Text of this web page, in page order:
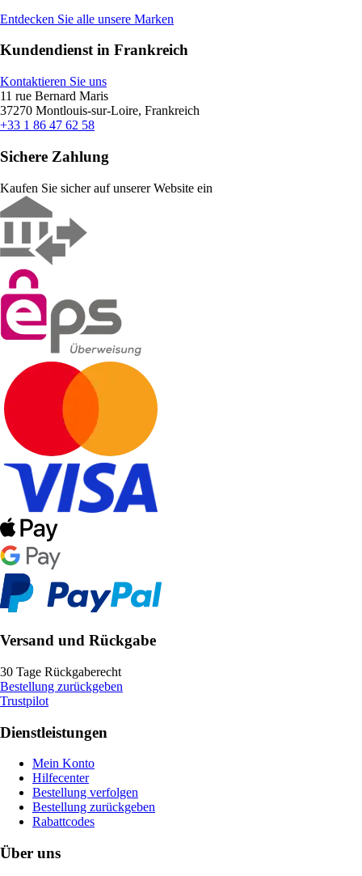
Entdecken Sie alle unsere Marken
Kundendienst in Frankreich
Kontaktieren Sie uns
11 rue Bernard Maris
37270 Montlouis-sur-Loire, Frankreich
+33 1 86 47 62 58
Sichere Zahlung
Kaufen Sie sicher auf unserer Website ein
Versand und Rückgabe
30 Tage Rückgaberecht
Bestellung zurückgeben
Trustpilot
Dienstleistungen
Mein Konto
Hilfecenter
Bestellung verfolgen
Bestellung zurückgeben
Rabattcodes
Über uns